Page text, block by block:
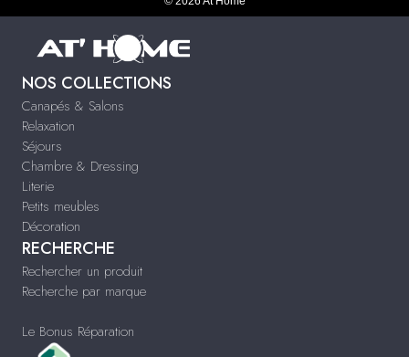
NOS COLLECTIONS
Canapés & Salons
Relaxation
Séjours
Chambre & Dressing
Literie
Petits meubles
Décoration
RECHERCHE
Rechercher un produit
Recherche par marque
Le Bonus Réparation